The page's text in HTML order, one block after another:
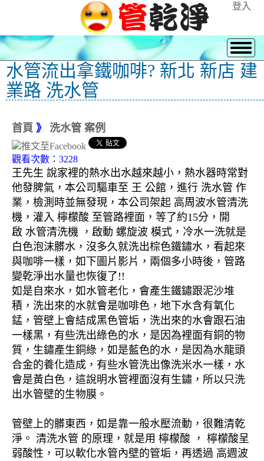
登入
水管流出拿鐵咖啡? 新北 新店 建
業路 洗水管
首頁 》 洗水管 案例
觀看次數：3228
王先生 說家裡的熱水出水越來越小，熱水器時常對
他發脾氣，本公司驅車至 王 公館，進行 洗水管 作
業，檢測時並無發現，本公司架起 高周波水管清洗
機，灌入 檸檬酸 至管路裡面，等了約15分，開
啟 水管清洗機 ，啟動 螺旋波 模式，冷水一洗就是
白色泡沫髒水，沒多久就洗出棕色鐵鏽水，看起來
與咖啡一樣，如下圖片影片，兩個多小時後，管路
變乾淨出水量也恢復了!!
如是自來水，如水管老化，會產生鐵鏽跟泥沙堆
積，洗出來的水就會是咖啡色，地下水含有氧化
錳，管壁上會結成黑色管垢，洗出來的水會跟石油
一樣黑，有些洗出綠色的水，是因為裡面有銅的物
質，生鏽產生銅綠，如是藍色的水，是因為水龍頭
合金的養化造成，有些水管洗出像洗米水一樣，水
會是黃白色，這說明水管裡面沒有生鏽，所以只洗
出水管壁的生物膜。
管壁上的髒東西，如是靠一般水壓流動，很難清乾
淨。 清洗水管 的原理，就是用 檸檬酸 ， 檸檬酸呈
弱酸性，可以軟化水管內壁的管垢，再透過 高週波